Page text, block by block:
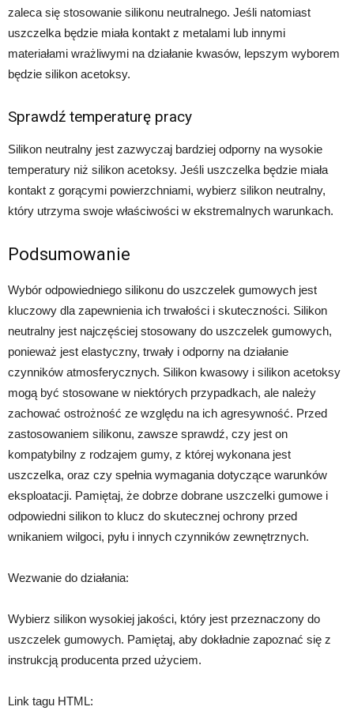
zaleca się stosowanie silikonu neutralnego. Jeśli natomiast
uszczelka będzie miała kontakt z metalami lub innymi
materiałami wrażliwymi na działanie kwasów, lepszym wyborem
będzie silikon acetoksy.
Sprawdź temperaturę pracy
Silikon neutralny jest zazwyczaj bardziej odporny na wysokie
temperatury niż silikon acetoksy. Jeśli uszczelka będzie miała
kontakt z gorącymi powierzchniami, wybierz silikon neutralny,
który utrzyma swoje właściwości w ekstremalnych warunkach.
Podsumowanie
Wybór odpowiedniego silikonu do uszczelek gumowych jest
kluczowy dla zapewnienia ich trwałości i skuteczności. Silikon
neutralny jest najczęściej stosowany do uszczelek gumowych,
ponieważ jest elastyczny, trwały i odporny na działanie
czynników atmosferycznych. Silikon kwasowy i silikon acetoksy
mogą być stosowane w niektórych przypadkach, ale należy
zachować ostrożność ze względu na ich agresywność. Przed
zastosowaniem silikonu, zawsze sprawdź, czy jest on
kompatybilny z rodzajem gumy, z której wykonana jest
uszczelka, oraz czy spełnia wymagania dotyczące warunków
eksploatacji. Pamiętaj, że dobrze dobrane uszczelki gumowe i
odpowiedni silikon to klucz do skutecznej ochrony przed
wnikaniem wilgoci, pyłu i innych czynników zewnętrznych.
Wezwanie do działania:
Wybierz silikon wysokiej jakości, który jest przeznaczony do
uszczelek gumowych. Pamiętaj, aby dokładnie zapoznać się z
instrukcją producenta przed użyciem.
Link tagu HTML: